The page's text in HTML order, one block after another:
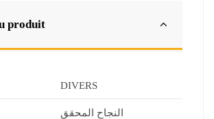
produit
DIVERS
النجاح المحقق